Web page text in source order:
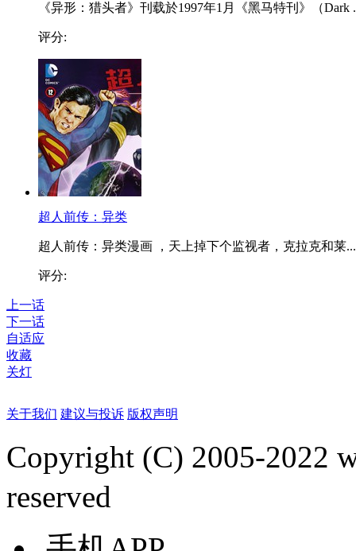
《异形：猎头者》刊载於1997年1月《黑马特刊》（Dark
评分:
超人前传：异类
超人前传：异类漫画 ，天上掉下个监视者，克拉克和莱...
评分:
上一话
下一话
自适应
收藏
关灯
关于我们 建议与投诉 版权声明
Copyright (C) 2005-2022
reserved